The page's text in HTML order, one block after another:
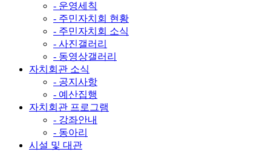
- 운영세칙
- 주민자치회 현황
- 주민자치회 소식
- 사진갤러리
- 동영상갤러리
자치회관 소식
- 공지사항
- 예산집행
자치회관 프로그램
- 강좌안내
- 동아리
시설 및 대관